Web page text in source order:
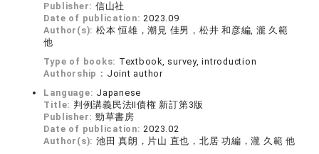
Publisher: 信山社
Date of publication:2023.09
Author(s): 松本 恒雄，潮見 佳男，松井 和彦編, 瀧 久範
他
Type of books: Textbook, survey, introduction
Authorship： Joint author
Language: Japanese
Title: 判例講義民法Ⅱ債権 新訂第3版
Publisher: 勁草書房
Date of publication:2023.02
Author(s): 池田 真朗，片山 直也，北居 功編，瀧 久範 他